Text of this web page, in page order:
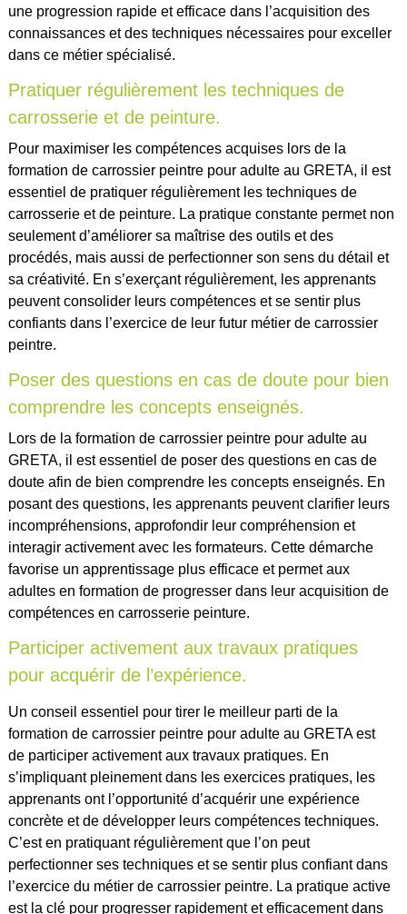
une progression rapide et efficace dans l’acquisition des
connaissances et des techniques nécessaires pour exceller
dans ce métier spécialisé.
Pratiquer régulièrement les techniques de
carrosserie et de peinture.
Pour maximiser les compétences acquises lors de la
formation de carrossier peintre pour adulte au GRETA, il est
essentiel de pratiquer régulièrement les techniques de
carrosserie et de peinture. La pratique constante permet non
seulement d’améliorer sa maîtrise des outils et des
procédés, mais aussi de perfectionner son sens du détail et
sa créativité. En s’exerçant régulièrement, les apprenants
peuvent consolider leurs compétences et se sentir plus
confiants dans l’exercice de leur futur métier de carrossier
peintre.
Poser des questions en cas de doute pour bien
comprendre les concepts enseignés.
Lors de la formation de carrossier peintre pour adulte au
GRETA, il est essentiel de poser des questions en cas de
doute afin de bien comprendre les concepts enseignés. En
posant des questions, les apprenants peuvent clarifier leurs
incompréhensions, approfondir leur compréhension et
interagir activement avec les formateurs. Cette démarche
favorise un apprentissage plus efficace et permet aux
adultes en formation de progresser dans leur acquisition de
compétences en carrosserie peinture.
Participer activement aux travaux pratiques
pour acquérir de l’expérience.
Un conseil essentiel pour tirer le meilleur parti de la
formation de carrossier peintre pour adulte au GRETA est
de participer activement aux travaux pratiques. En
s’impliquant pleinement dans les exercices pratiques, les
apprenants ont l’opportunité d’acquérir une expérience
concrète et de développer leurs compétences techniques.
C’est en pratiquant régulièrement que l’on peut
perfectionner ses techniques et se sentir plus confiant dans
l’exercice du métier de carrossier peintre. La pratique active
est la clé pour progresser rapidement et efficacement dans